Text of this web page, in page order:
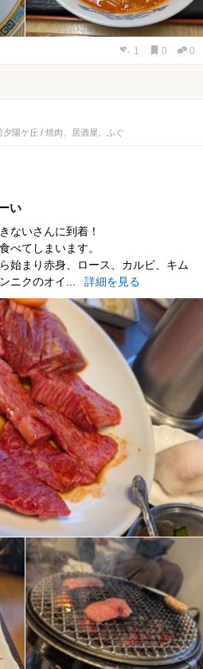
1 0 0
陽ケ丘 / 焼肉、居酒屋、ふぐ
い
ないさんに到着！
べてしまいます。
始まり赤身、ロース、カルビ、キム
ニクのオイ...
詳細を見る